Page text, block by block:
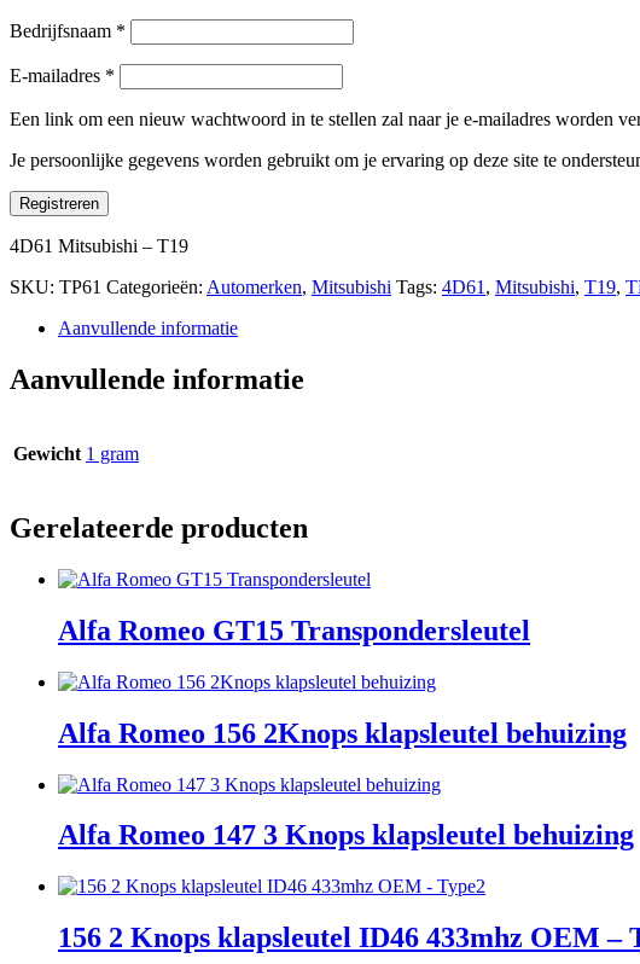
Bedrijfsnaam *
E-mailadres *
Een link om een nieuw wachtwoord in te stellen zal naar je e-mailadres worden
Je persoonlijke gegevens worden gebruikt om je ervaring op deze site te
Registreren
4D61 Mitsubishi – T19
SKU: TP61 Categorieën: Automerken, Mitsubishi Tags: 4D61 , Mitsubishi, T19,
Aanvullende informatie
Aanvullende informatie
Gewicht 1 gram
Gerelateerde producten
Alfa Romeo GT15 Transpondersleutel
Alfa Romeo 156 2Knops klapsleutel behuizing
Alfa Romeo 147 3 Knops klapsleutel behuizing
156 2 Knops klapsleutel ID46 433mhz OEM –